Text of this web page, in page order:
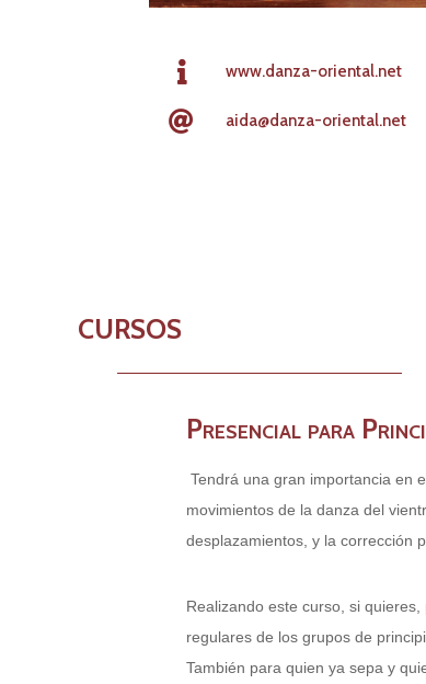
www.danza-oriental.net
aida@danza-oriental.net
CURSOS
Presencial para
Tendrá una gran importancia en el
movimientos de la danza del vientre
desplazamientos, y la corrección
Realizando este curso, si quieres,
regulares de los grupos de
También para quien ya sepa y